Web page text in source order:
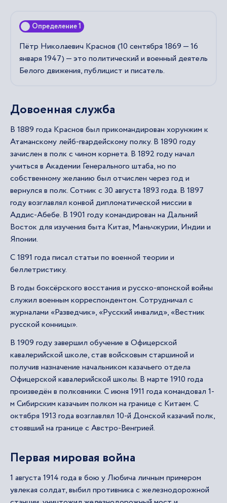
Определение 1
Пётр Николаевич Краснов (10 сентября 1869 — 16
января 1947) — это политический и военный деятель
Белого движения, публицист и писатель.
Довоенная служба
В 1889 года Краснов был прикомандирован хорунжим к
Атаманскому лейб-гвардейскому полку. В 1890 году
зачислен в полк с чином корнета. В 1892 году начал
учиться в Академии Генерального штаба, но по
собственному желанию был отчислен через год и
вернулся в полк. Сотник с 30 августа 1893 года. В 1897
году возглавлял конвой дипломатической миссии в
Аддис-Абебе. В 1901 году командирован на Дальний
Восток для изучения быта Китая, Маньчжурии, Индии и
Японии.
С 1891 года писал статьи по военной теории и
беллетристику.
В годы боксёрского восстания и русско-японской войны
служил военным корреспондентом. Сотрудничал с
журналами «Разведчик», «Русский инвалид», «Вестник
русской конницы».
В 1909 году завершил обучение в Офицерской
кавалерийской школе, став войсковым старшиной и
получив назначение начальником казачьего отдела
Офицерской кавалерийской школы. В марте 1910 года
произведён в полковники. С июня 1911 года командовал 1-
м Сибирским казачьим полком на границе с Китаем. С
октября 1913 года возглавлял 10-й Донской казачий полк,
стоявший на границе с Австро-Венгрией.
Первая мировая война
1 августа 1914 года в бою у Любича личным примером
увлекая солдат, выбил противника с железнодорожной